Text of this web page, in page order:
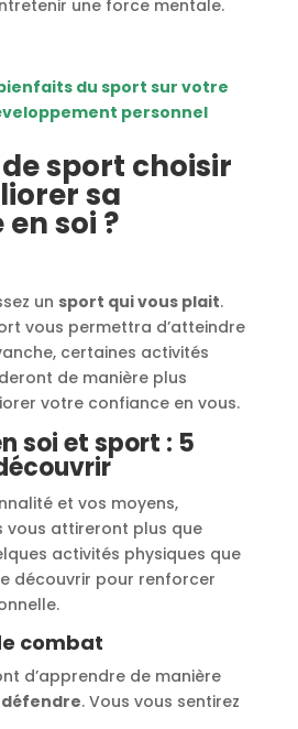
une force mentale.
du sport sur votre
personnel
sport choisir
sa
soi ?
un sport qui vous plait.
vous permettra d’atteindre
certaines activités
de manière plus
votre confiance en vous.
soi et sport : 5
et vos moyens,
vous attireront plus que
activités physiques que
découvrir pour renforcer
combat
d’apprendre de manière
défendre. Vous vous sentirez